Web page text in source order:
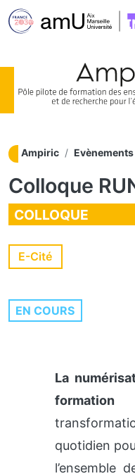
Ampiric Evènements
Colloque
COLLOQUE
E-Cité
EN COURS
La
formation
quotidien
l’ensemble